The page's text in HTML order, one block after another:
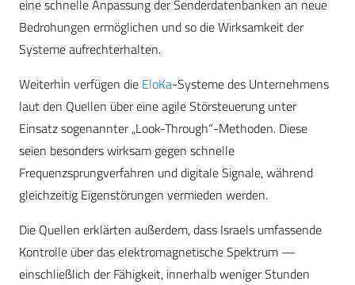
eine schnelle Anpassung der Senderdatenbanken an neue
Bedrohungen ermöglichen und so die Wirksamkeit der
Systeme aufrechterhalten.
Weiterhin verfügen die EloKa-Systeme des Unternehmens
laut den Quellen über eine agile Störsteuerung unter
Einsatz sogenannter „Look-Through“-Methoden. Diese
seien besonders wirksam gegen schnelle
Frequenzsprungverfahren und digitale Signale, während
gleichzeitig Eigenstörungen vermieden werden.
Die Quellen erklärten außerdem, dass Israels umfassende
Kontrolle über das elektromagnetische Spektrum —
einschließlich der Fähigkeit, innerhalb weniger Stunden